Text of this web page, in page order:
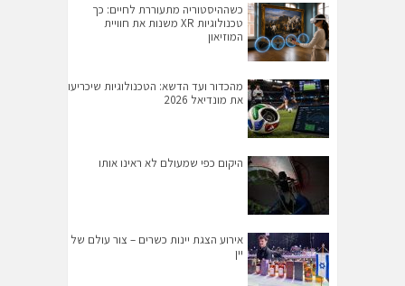
כשההיסטוריה מתעוררת לחיים: כך
טכנולוגיות XR משנות את חוויית
המוזיאון
מהכדור ועד הדשא: הטכנולוגיות שיכריעו
את מונדיאל 2026
היקום כפי שמעולם לא ראינו אותו
אירוע הצגת יינות כשרים – צור עולם של
יין